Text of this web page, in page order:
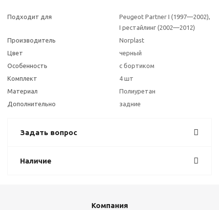
Подходит для
Peugeot Partner I (1997—2002),
I рестайлинг (2002—2012)
Производитель
Norplast
Цвет
черный
Особенность
с бортиком
Комплект
4 шт
Материал
Полиуретан
Дополнительно
задние
Задать вопрос
Наличие
Компания